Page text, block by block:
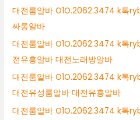
대전룸알바 O1O.2062.3474 k톡
싸롱알바
대전룸알바 O1O.2062.3474 k톡
전유흥알바 대전노래방알바
대전룸알바 O1O.2062.3474 k톡
대전유성룸알바 대전유흥알바
대전룸알바 O1O.2062.3474 k톡